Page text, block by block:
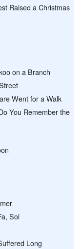
Raised a Christmas
on a Branch
Went for a Walk
You Remember the
Sol
Long